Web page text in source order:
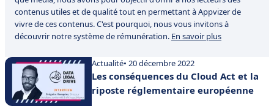
contenus utiles et de qualité tout en permettant à Appvizer de
vivre de ces contenus. C'est pourquoi, nous vous invitons à
découvrir notre système de rémunération. En savoir plus
Actualité• 20 décembre 2022
Les conséquences du Cloud Act et la
riposte réglementaire européenne